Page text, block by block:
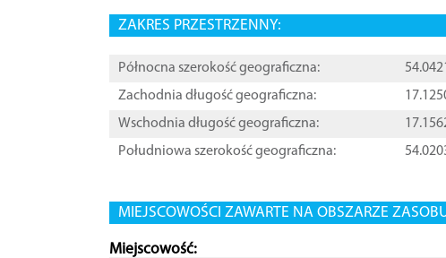
ZAKRES PRZESTRZENNY:
Północna szerokość geograficzna:
Zachodnia długość geograficzna:
Wschodnia długość geograficzna:
Południowa szerokość geograficzna:
MIEJSCOWOŚCI ZAWARTE NA OBSZARZE
Miejscowość: